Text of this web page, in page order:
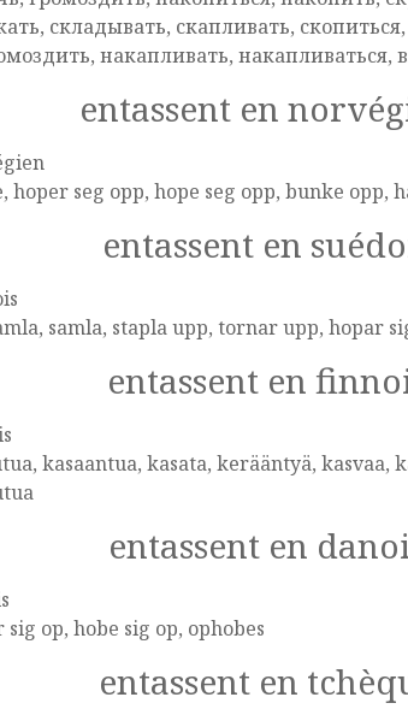
складывать, скапливать,
накапливать, накапливаться,
entassent en
hoper seg opp, hope seg opp, bunke opp,
entassent en
samla, stapla upp, tornar upp, hopar
entassent en
kasaantua, kasata, kerääntyä,
entassent en
sig op, hobe sig op, ophobes
entassent en